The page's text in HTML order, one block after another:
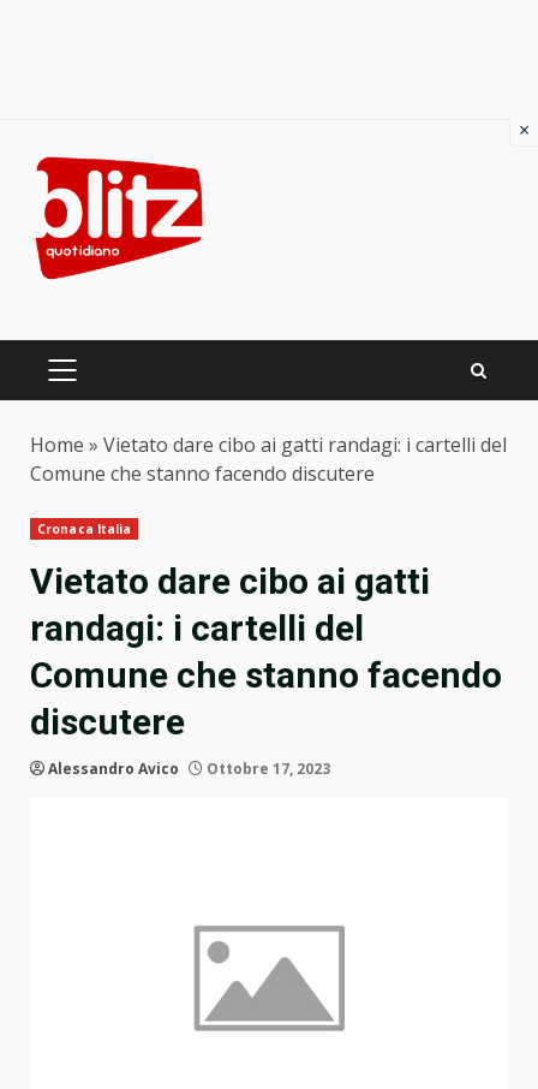
content
PRIMARY
Home » Vietato dare cibo ai gatti randagi: i cartelli del
Comune che stanno facendo discutere
Cronaca Italia
Vietato dare cibo ai gatti
randagi: i cartelli del
Comune che stanno facendo
discutere
Alessandro Avico Ottobre 17, 2023
×